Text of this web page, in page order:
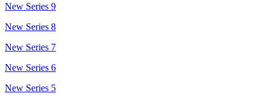
New Series 9
New Series 8
New Series 7
New Series 6
New Series 5